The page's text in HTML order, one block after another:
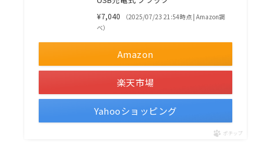
¥7,040
（2025/07/23 21:54時点 | Amazon調
べ）
Amazon
楽天市場
Yahooショッピング
ポチップ